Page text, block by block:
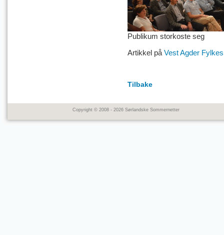
Publikum storkoste seg
Artikkel på Vest Agder
Tilbake
Copyright © 2008 - 2026 Sørlandske Sommernetter